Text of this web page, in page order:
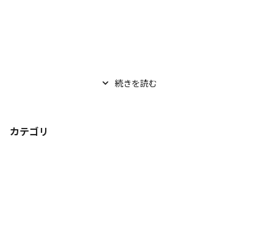
続きを読む
カテゴリ